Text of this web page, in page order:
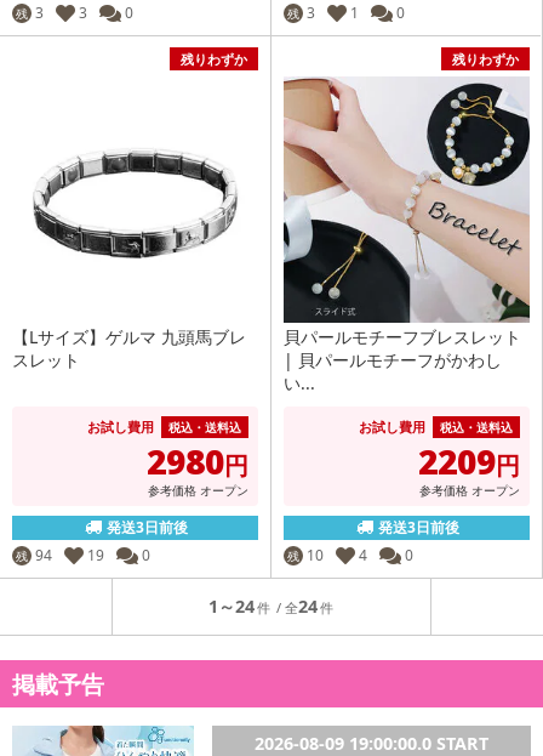
残 3 3 0 残 3 1 0
残りわずか
【Lサイズ】ゲルマ 九頭馬ブレ
スレット
お試し費用 税込・送料込
2980円
参考価格 オープン
発送3日前後
残 94 19 0
残りわずか
貝パールモチーフブレスレット
| 貝パールモチーフがかわし
い...
お試し費用 税込・送料込
2209円
参考価格 オープン
発送3日前後
残 10 4 0
1～24 24
掲載予告
2026-08-09 19:00:00.0 START